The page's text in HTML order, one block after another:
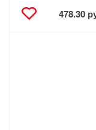
478.30